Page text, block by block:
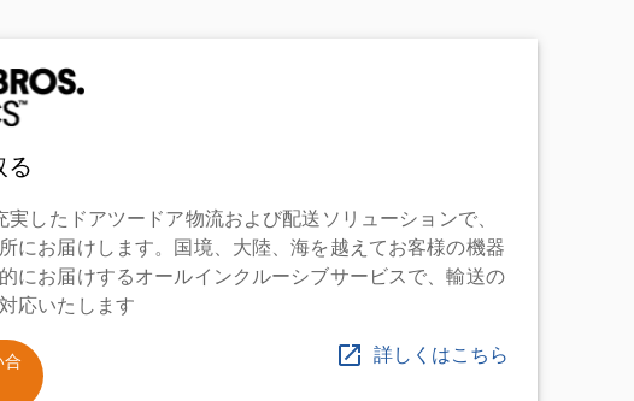
る
実したドアツードア物流および配送ソリューションで、
にお届けします。国境、大陸、海を越えてお客様の機器
にお届けするオールインクルーシブサービスで、輸送の
応いたします
合
詳しくはこちら